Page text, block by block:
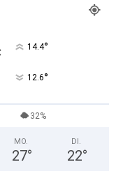
14.4°
12.6°
32%
MO.
27°
DI.
22°